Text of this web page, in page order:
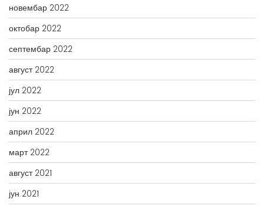
новембар 2022
октобар 2022
септембар 2022
август 2022
јул 2022
јун 2022
април 2022
март 2022
август 2021
јун 2021